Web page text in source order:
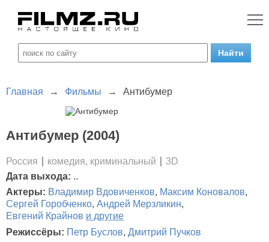
Главная → Фильмы → Антибумер
Антибумер (2004)
Россия комедия, криминальный
3D
Дата выхода: ..
Актеры: Владимир Вдовиченков, Максим Коновалов,
Сергей Горобченко, Андрей Мерзликин,
Евгений Крайнов и другие
Режиссёры: Петр Буслов, Дмитрий Пучков